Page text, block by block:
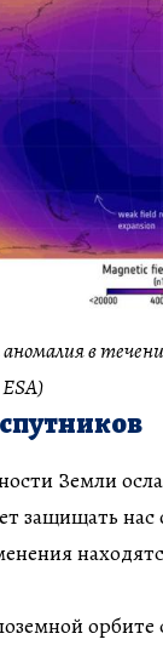
в
Земли
защищать нас
орбите